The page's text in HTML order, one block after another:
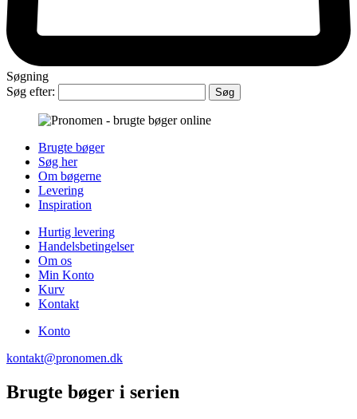
Søgning
Søg efter:
Brugte bøger
Søg her
Om bøgerne
Levering
Inspiration
Hurtig levering
Handelsbetingelser
Om os
Min Konto
Kurv
Kontakt
Konto
kontakt@pronomen.dk
Brugte bøger i serien